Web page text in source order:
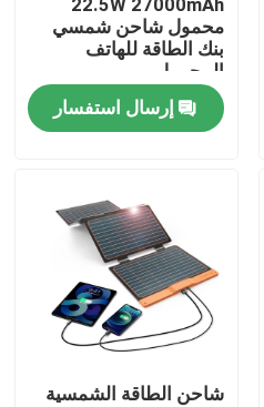
22.5W 27000mAh
محمول شاحن شمسي
بنك الطاقة للهاتف
المحمول
إرسال استفسار
شاحن الطاقة الشمسية